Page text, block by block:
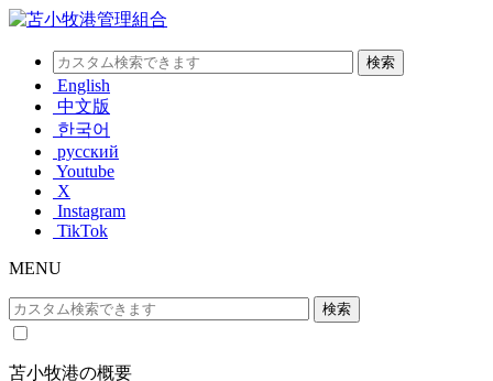
English
中文版
한국어
русский
Youtube
X
Instagram
TikTok
MENU
苫小牧港の概要